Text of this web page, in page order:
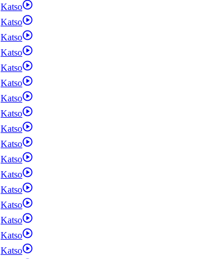
Katso
Katso
Katso
Katso
Katso
Katso
Katso
Katso
Katso
Katso
Katso
Katso
Katso
Katso
Katso
Katso
Katso